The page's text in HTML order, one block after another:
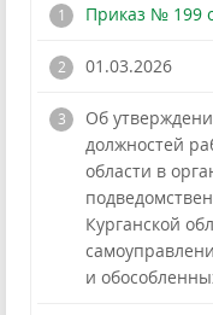
Приказ № 199
01.03.2026
Об
должностей
области в
Курганской
и